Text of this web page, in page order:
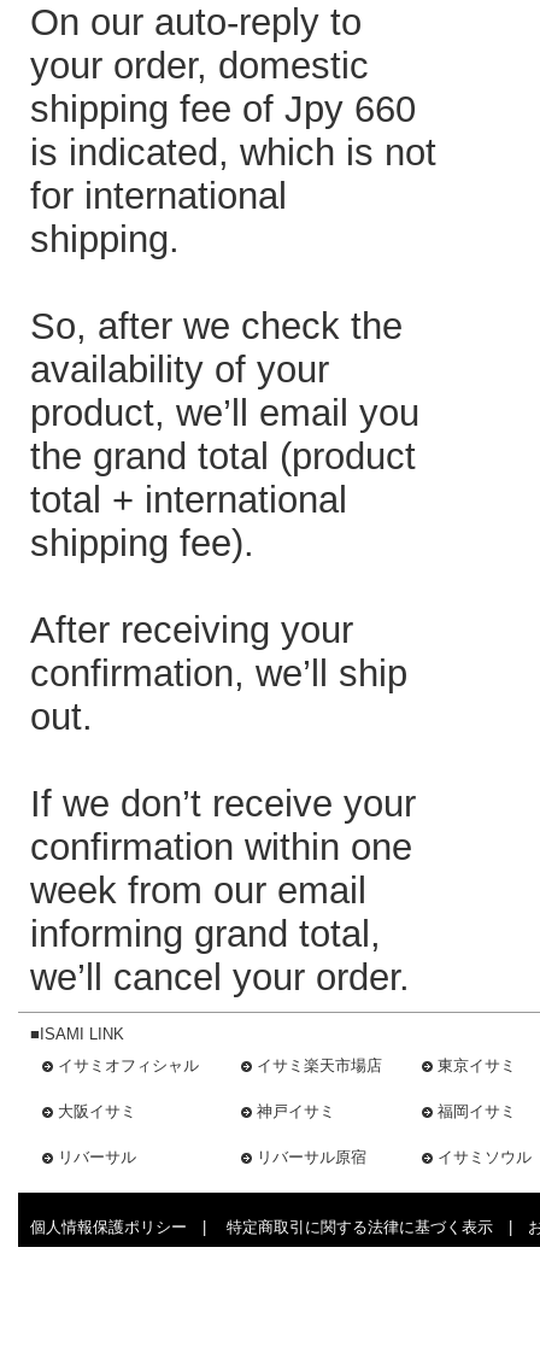
On our auto-reply to
your order, domestic
shipping fee of Jpy 660
is indicated, which is not
for international
shipping.
So, after we check the
availability of your
product, we’ll email you
the grand total (product
total + international
shipping fee).
After receiving your
confirmation, we’ll ship
out.
If we don’t receive your
confirmation within one
week from our email
informing grand total,
we’ll cancel your order.
■ISAMI LINK
イサミオフィシャル
イサミ楽天市場店 東京イサミ
大阪イサミ 神戸イサミ 福岡イサミ
リバーサル リバーサル原宿 イサミソウル
個人情報保護ポリシー 特定商取引に関する法律に基づく表示